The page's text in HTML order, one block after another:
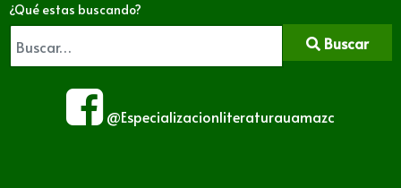
¿Qué estas buscando?
Buscar
@Especializacionliteraturauamazc